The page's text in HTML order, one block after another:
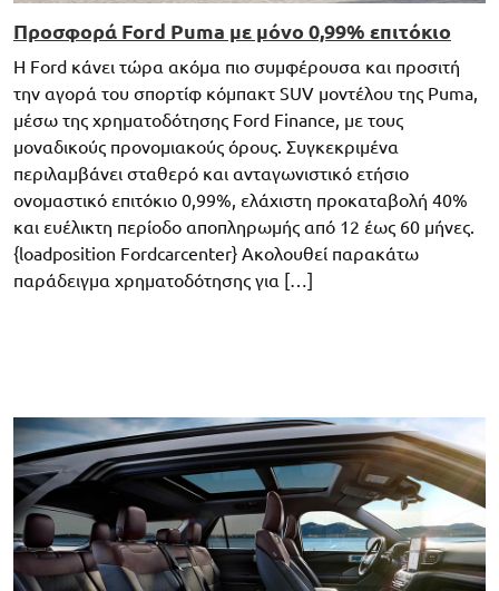
Προσφορά Ford Puma με μόνο 0,99% επιτόκιο
Η Ford κάνει τώρα ακόμα πιο συμφέρουσα και προσιτή
την αγορά του σπορτίφ κόμπακτ SUV μοντέλου της Puma,
μέσω της χρηματοδότησης Ford Finance, με τους
μοναδικούς προνομιακούς όρους. Συγκεκριμένα
περιλαμβάνει σταθερό και ανταγωνιστικό ετήσιο
ονομαστικό επιτόκιο 0,99%, ελάχιστη προκαταβολή 40%
και ευέλικτη περίοδο αποπληρωμής από 12 έως 60 μήνες.
{loadposition Fordcarcenter} Ακολουθεί παρακάτω
παράδειγμα χρηματοδότησης για […]